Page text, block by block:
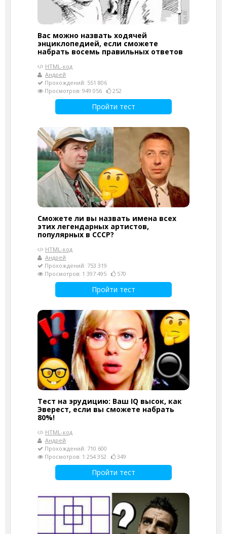
Вас можно назвать ходячей
энциклопедией, если сможете
набрать восемь правильных ответов
HTML-код
Андрей
Прохождений: 551 806
Просмотров: 949 056
252
Пройти тест
Сможете ли вы назвать имена всех
этих легендарных артистов,
популярных в СССР?
HTML-код
Андрей
Прохождений: 753 319
Просмотров: 1 397 495
570
Пройти тест
Тест на эрудицию: Ваш IQ высок, как
Эверест, если вы сможете набрать
80%!
HTML-код
Андрей
Прохождений: 710 600
Просмотров: 1 254 352
349
Пройти тест